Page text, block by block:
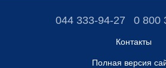
044 333-94-27 0 800
Контакты
Полная версия